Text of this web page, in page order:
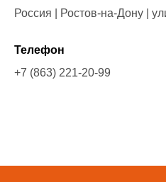
Россия | Ростов-на-Дону |
Телефон
+7 (863) 221-20-99